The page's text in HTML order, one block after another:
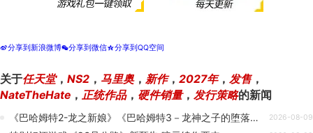
t分享到新浪微博w分享到微信z分享到QQ空间
关于任天堂， NS2 ， 马里奥， 新作， 2027年， 发售，
NateTheHate ， 正统作品， 硬件销量， 发行策略的新闻
《巴哈姆特2-龙之新娘》《巴哈姆特3－龙神之子的堕落》Steam 商店页面正式上架！ 2026-08-09